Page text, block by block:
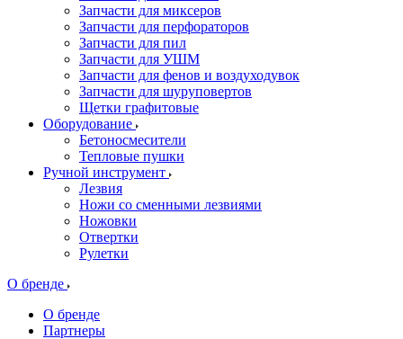
Запчасти для миксеров
Запчасти для перфораторов
Запчасти для пил
Запчасти для УШМ
Запчасти для фенов и воздуходувок
Запчасти для шуруповертов
Щетки графитовые
Оборудование
Бетоносмесители
Тепловые пушки
Ручной инструмент
Лезвия
Ножи со сменными лезвиями
Ножовки
Отвертки
Рулетки
О бренде
О бренде
Партнеры